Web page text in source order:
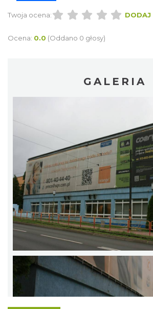
Twoja ocena: DODAJ
Ocena: 0.0 (Oddano 0 głosy)
GALERIA